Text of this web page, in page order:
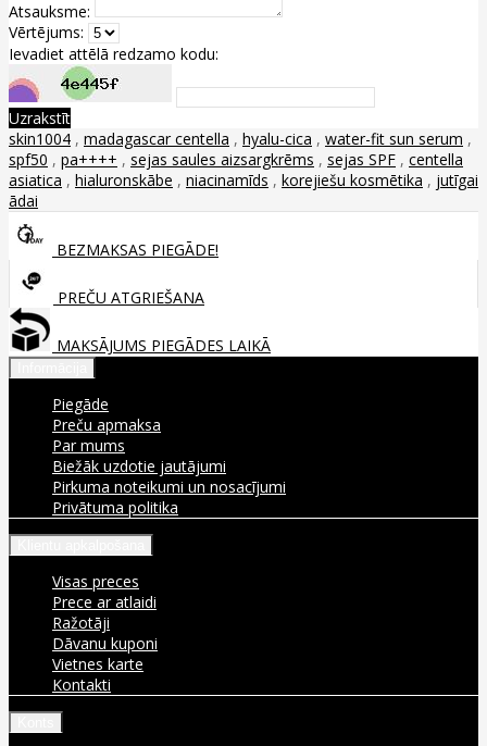
Atsauksme:
Vērtējums:
Ievadiet attēlā redzamo kodu:
Uzrakstīt
skin1004 , madagascar centella , hyalu-cica , water-fit sun serum ,
spf50 , pa++++ , sejas saules aizsargkrēms , sejas SPF , centella
asiatica , hialuronskābe , niacinamīds , korejiešu kosmētika , jutīgai
ādai
BEZMAKSAS PIEGĀDE!
PREČU ATGRIEŠANA
MAKSĀJUMS PIEGĀDES LAIKĀ
Piegāde
Preču apmaksa
Par mums
Biežāk uzdotie jautājumi
Pirkuma noteikumi un nosacījumi
Privātuma politika
Visas preces
Prece ar atlaidi
Ražotāji
Dāvanu kuponi
Vietnes karte
Kontakti